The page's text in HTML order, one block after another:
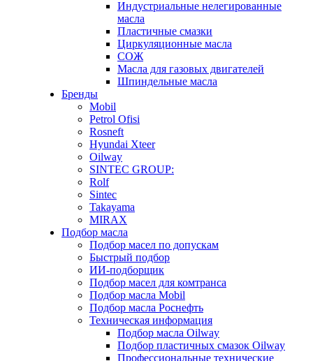
Индустриальные нелегированные
масла
Пластичные смазки
Циркуляционные масла
СОЖ
Масла для газовых двигателей
Шпиндельные масла
Бренды
Mobil
Petrol Ofisi
Rosneft
Hyundai Xteer
Oilway
SINTEC GROUP:
Rolf
Sintec
Takayama
MIRAX
Подбор масла
Подбор масел по допускам
Быстрый подбор
ИИ-подборщик
Подбор масел для комтранса
Подбор масла Mobil
Подбор масла Роснефть
Техническая информация
Подбор масла Oilway
Подбор пластичных смазок Oilway
Профессиональные технические